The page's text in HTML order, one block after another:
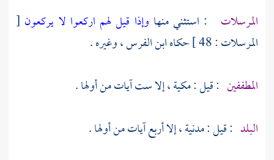
المرسلات
: استثني منها وإذا قيل لهم اركعوا لا يركعون [
المرسلات : 48 ] حكاه
ابن الفرس ،وغيره .
المطففين : قيل : مكية ، إلا ست آيات من أولها .
البلد : قيل : مدنية ، إلا أربع آيات من أولها .